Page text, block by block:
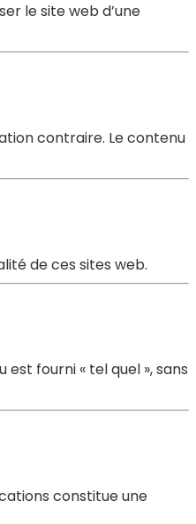
le site web d’une
contraire. Le contenu
de ces sites web.
fourni « tel quel », sans
constitue une